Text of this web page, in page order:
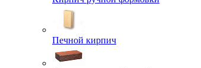
Печной кирпич